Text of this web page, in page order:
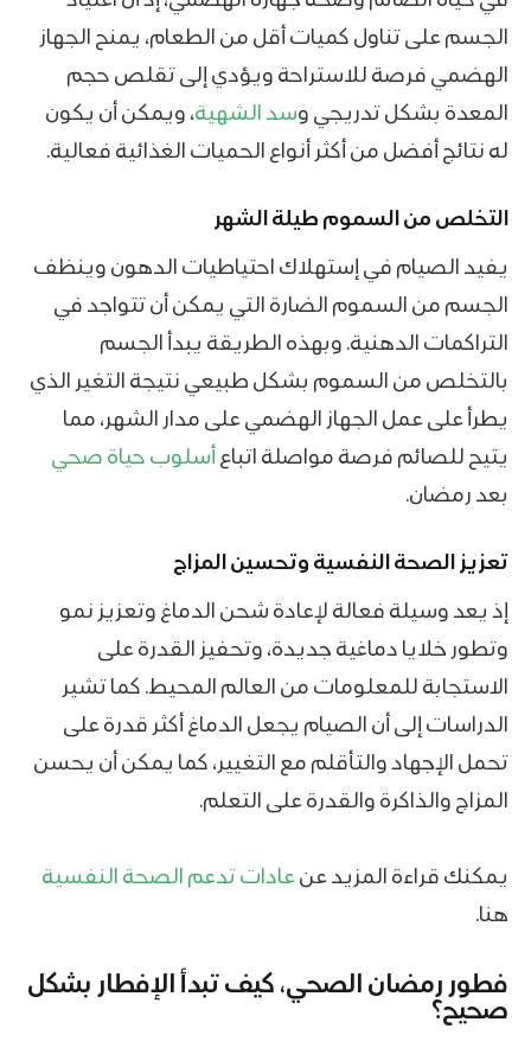
الجسم على تناول كميات أقل من الطعام، يمنح الجهاز
الهضمي فرصة للاستراحة ويؤدي إلى تقلص حجم
المعدة بشكل تدريجي وسد الشهية، ويمكن أن يكون
له نتائج أفضل من أكثر أنواع الحميات الغذائية فعالية.
التخلص من السموم طيلة الشهر
يفيد الصيام في إستهلاك احتياطيات الدهون وينظف
الجسم من السموم الضارة التي يمكن أن تتواجد في
التراكمات الدهنية. وبهذه الطريقة يبدأ الجسم
بالتخلص من السموم بشكل طبيعي نتيجة التغير الذي
يطرأ على عمل الجهاز الهضمي على مدار الشهر، مما
يتيح للصائم فرصة مواصلة اتباعأسلوب حياة صحي
بعد رمضان.
تعزيز الصحة النفسية وتحسين المزاج
إذ يعد وسيلة فعالة لإعادة شحن الدماغ وتعزيز نمو
وتطور خلايا دماغية جديدة، وتحفيز القدرة على
الاستجابة للمعلومات من العالم المحيط. كما تشير
الدراسات إلى أن الصيام يجعل الدماغ أكثر قدرة على
تحمل الإجهاد والتأقلم مع التغيير، كما يمكن أن يحسن
المزاج والذاكرة والقدرة على التعلم.
يمكنك قراءة المزيد عنعادات تدعم الصحة النفسية
هنا.
فطور رمضان الصحي، كيف تبدأ الإفطار بشكل
صحيح؟